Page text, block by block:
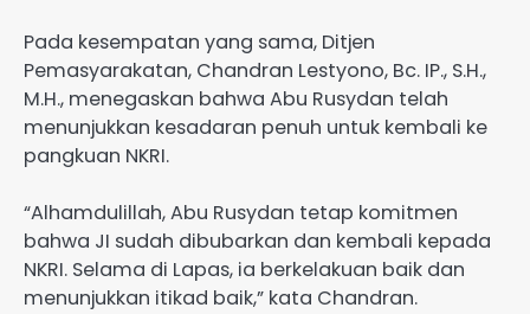
Pada kesempatan yang sama, Ditjen
Pemasyarakatan, Chandran Lestyono, Bc. IP., S.H.,
M.H., menegaskan bahwa Abu Rusydan telah
menunjukkan kesadaran penuh untuk kembali ke
pangkuan NKRI.
“Alhamdulillah, Abu Rusydan tetap komitmen
bahwa JI sudah dibubarkan dan kembali kepada
NKRI. Selama di Lapas, ia berkelakuan baik dan
menunjukkan itikad baik,” kata Chandran.